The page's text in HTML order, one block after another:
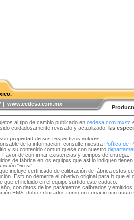
| www.cedesa.com.mx
al tipo de cambio publicado en cedesa.com.mx/tc
cuidadosamente revisado y actualizado, las
propiedad de sus respectivos autores.
de la información, consulte nuestra Política de
y su contenido comuníquese con nuestro
de confirmar existencias y tiempos de entrega.
de fábrica en los equipos que así lo indiquen
“en si”.
incluye certificado de calibración de fábrica estos
Esto no demerita el objetivo original para lo que
el incluido en el equipo surtido este caduco.
con datos de los parámetros calibrados y
EMA, debe solicitarlos como un servicio con costo